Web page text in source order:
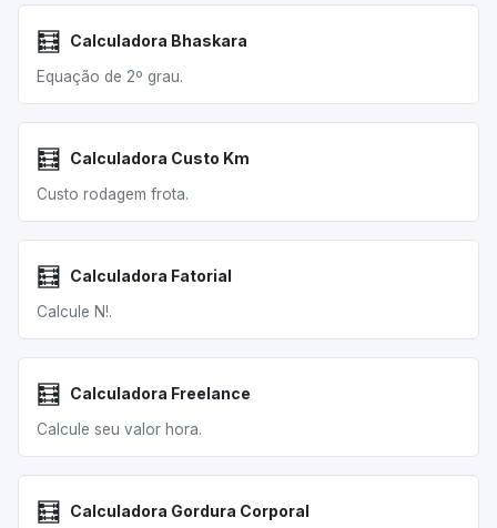
🧮 Calculadora Bhaskara
Equação de 2º grau.
🧮 Calculadora Custo Km
Custo rodagem frota.
🧮 Calculadora Fatorial
Calcule N!.
🧮 Calculadora Freelance
Calcule seu valor hora.
🧮 Calculadora Gordura Corporal